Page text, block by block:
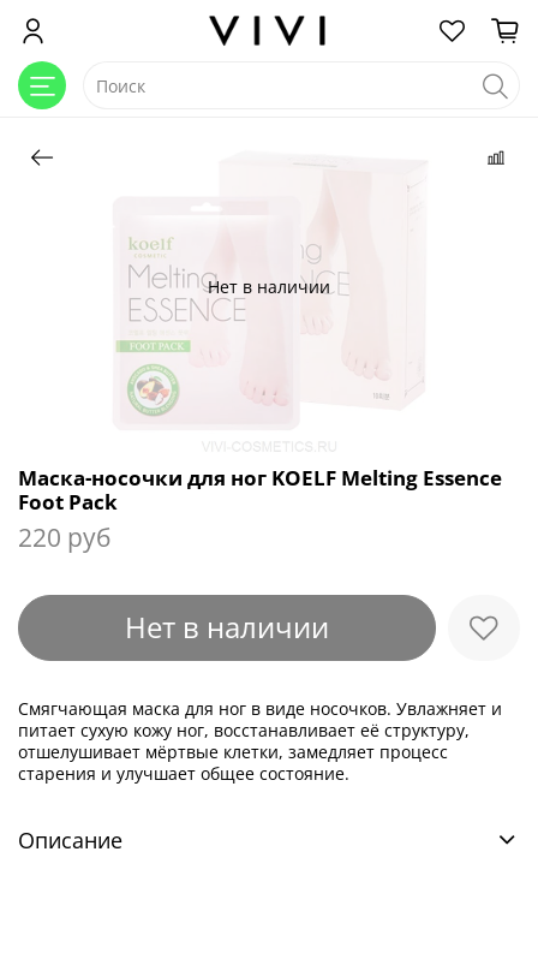
Нет в наличии
Маска-носочки для ног KOELF Melting Essence
Foot Pack
220 руб
Нет в наличии
Смягчающая маска для ног в виде носочков. Увлажняет и
питает сухую кожу ног, восстанавливает её структуру,
отшелушивает мёртвые клетки, замедляет процесс
старения и улучшает общее состояние.
Описание